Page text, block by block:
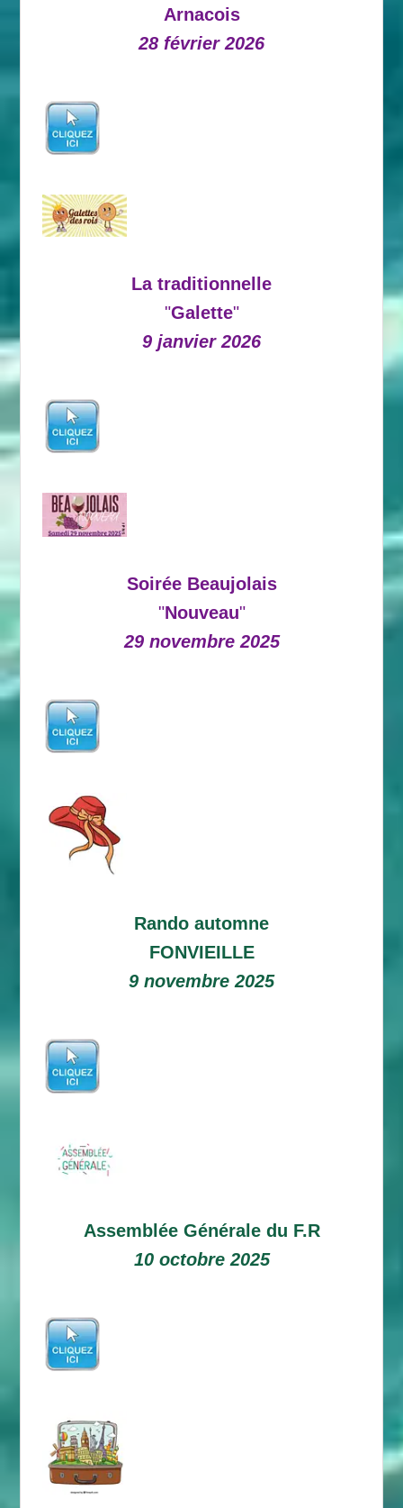
Arnacois
28 février 2026
La traditionnelle
"Galette"
9 janvier 2026
Soirée Beaujolais
"Nouveau"
29 novembre 2025
Rando automne
FONVIEILLE
9 novembre 2025
Assemblée Générale du F.R
10 octobre 2025